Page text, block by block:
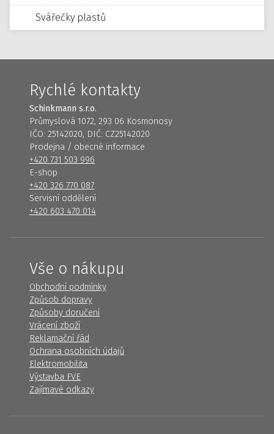
Svářečky plastů
Rychlé kontakty
Schinkmann s.r.o.
Průmyslová 1072, 293 06 Kosmonosy
IČO: 25142020, DIČ: CZ25142020
Prodejna / obecné informace
+420 731 503 996
E-shop
+420 326 770 087
Servisní oddělení
+420 603 470 014
Vše o nákupu
Obchodní podmínky
Způsob dopravy
Způsoby doručení
Vrácení zboží
Reklamační řád
Ochrana osobních údajů
Elektromobilita
Výstavba FVE
Zajímavé odkazy